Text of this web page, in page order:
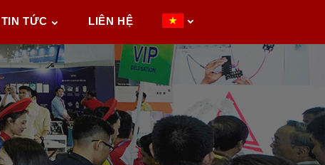
TIN TỨC LIÊN HỆ